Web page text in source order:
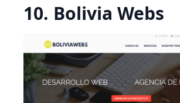
10. Bolivia Webs